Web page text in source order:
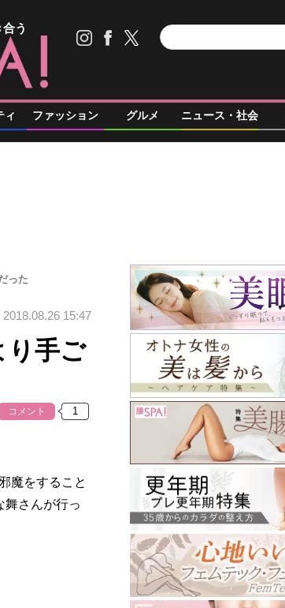
う
ィ ファッション グルメ ニュース・社会
った
15:47
り手ご
コメント
魔をすること
さんが行っ